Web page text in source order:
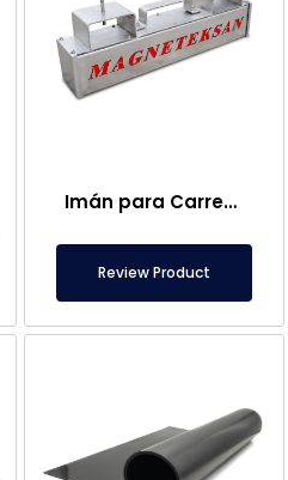
Imán para Carretilla Elevadora – Completamente Inoxidable – 10 cm Distancia Efectiva – Fácil Liberación con Asa
Review Product